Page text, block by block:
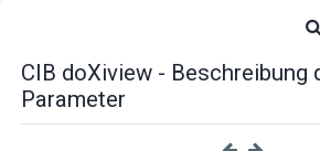
CIB doXiview - Beschreibung
Parameter